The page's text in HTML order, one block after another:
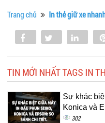
Trang chủ In thẻ giữ xe
Share Tweet Share
TIN MỚI NHẤT TAGS IN
Sự khác
Konica và
302